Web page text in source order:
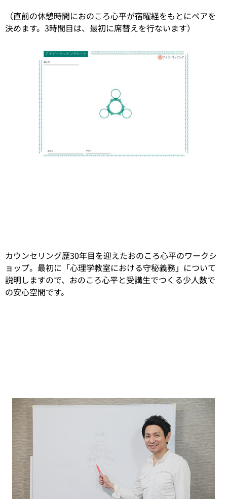
（直前の休憩時間におのころ心平が宿曜経をもとにペアを
決めます。3時間目は、最初に席替えを行ないます）
カウンセリング歴30年目を迎えたおのころ心平のワークシ
ョップ。最初に「心理学教室における守秘義務」について
説明しますので、おのころ心平と受講生でつくる少人数で
の安心空間です。